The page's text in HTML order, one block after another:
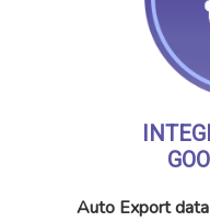
Auto Export data